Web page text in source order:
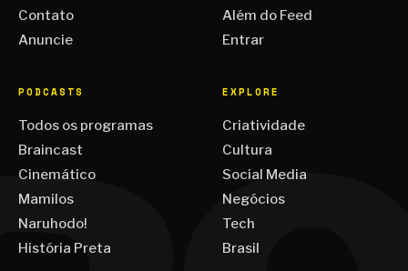
Contato
Anuncie
Além do Feed
Entrar
PODCASTS
Todos os programas
Braincast
Cinemático
Mamilos
Naruhodo!
História Preta
EXPLORE
Criatividade
Cultura
Social Media
Negócios
Tech
Brasil